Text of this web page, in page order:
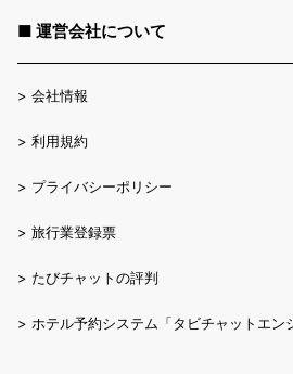
■ 運営会社について
> 会社情報
> 利用規約
> プライバシーポリシー
> 旅行業登録票
> たびチャットの評判
> ホテル予約システム「タビチャットエン